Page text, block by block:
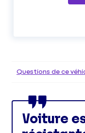
Questions de ce
Voiture